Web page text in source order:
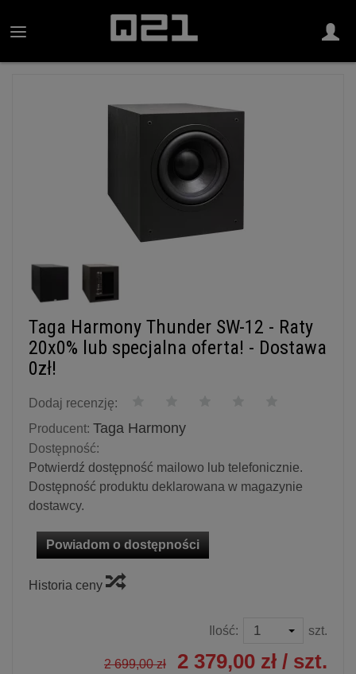
Taga Harmony Thunder SW-12 - Raty
20x0% lub specjalna oferta! - Dostawa
0zł!
Dodaj recenzję:
Producent: Taga Harmony
Dostępność:
Potwierdź dostępność mailowo lub telefonicznie.
Dostępność produktu deklarowana w magazynie
dostawcy.
Powiadom o dostępności
Historia ceny
Ilość: szt.
2 699,00 zł 2 379,00 zł / szt.